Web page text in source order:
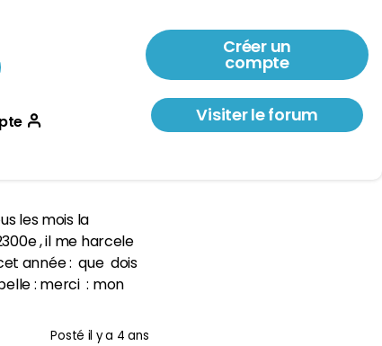
Créer un
compte
Visiter le forum
les mois la
, il me harcele
année : que dois
: merci : mon
Posté il y a 4 ans